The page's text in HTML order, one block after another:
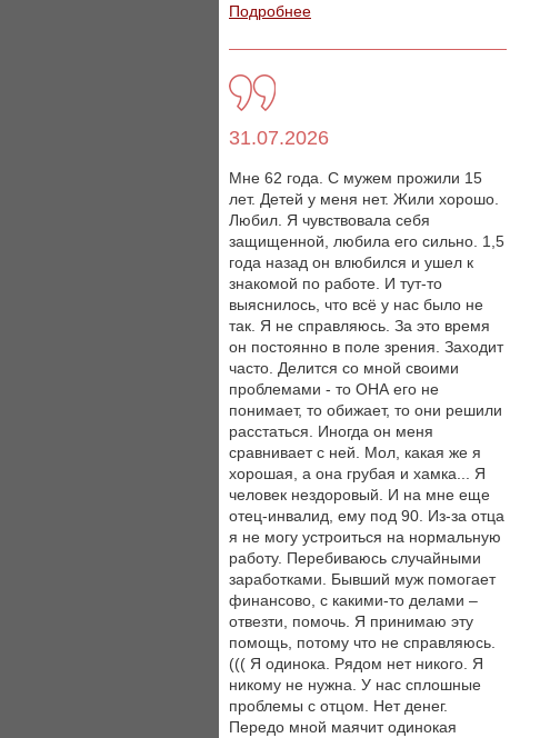
Подробнее
31.07.2026
Мне 62 года. С мужем прожили 15
лет. Детей у меня нет. Жили хорошо.
Любил. Я чувствовала себя
защищенной, любила его сильно. 1,5
года назад он влюбился и ушел к
знакомой по работе. И тут-то
выяснилось, что всё у нас было не
так. Я не справляюсь. За это время
он постоянно в поле зрения. Заходит
часто. Делится со мной своими
проблемами - то ОНА его не
понимает, то обижает, то они решили
расстаться. Иногда он меня
сравнивает с ней. Мол, какая же я
хорошая, а она грубая и хамка... Я
человек нездоровый. И на мне еще
отец-инвалид, ему под 90. Из-за отца
я не могу устроиться на нормальную
работу. Перебиваюсь случайными
заработками. Бывший муж помогает
финансово, с какими-то делами –
отвезти, помочь. Я принимаю эту
помощь, потому что не справляюсь.
((( Я одинока. Рядом нет никого. Я
никому не нужна. У нас сплошные
проблемы с отцом. Нет денег.
Передо мной маячит одинокая